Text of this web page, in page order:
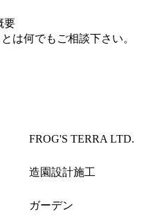
要
は何でもご相談下さい。
FROG'S TERRA LTD.
造園設計施工
ガーデン